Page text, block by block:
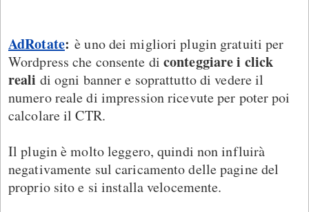
AdRotate: è uno dei migliori plugin gratuiti per
Wordpress che consente di conteggiare i click
reali di ogni banner e soprattutto di vedere il
numero reale di impression ricevute per poter poi
calcolare il CTR.
Il plugin è molto leggero, quindi non influirà
negativamente sul caricamento delle pagine del
proprio sito e si installa velocemente.